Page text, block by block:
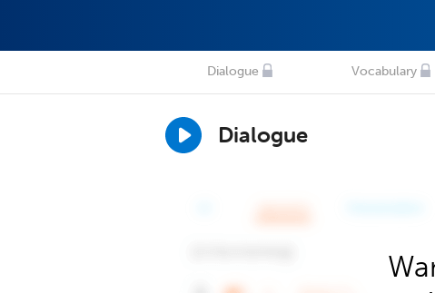
Dialogue Vocabulary
Dialogue